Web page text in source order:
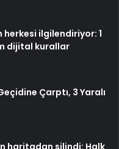
herkesi ilgilendiriyor: 1
dijital kurallar
Çarptı, 3 Yaralı
haritadan silindi: Halk